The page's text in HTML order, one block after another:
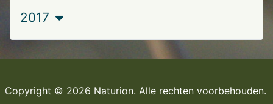
2017
Copyright © 2026 Naturion. Alle rechten voorbehouden.